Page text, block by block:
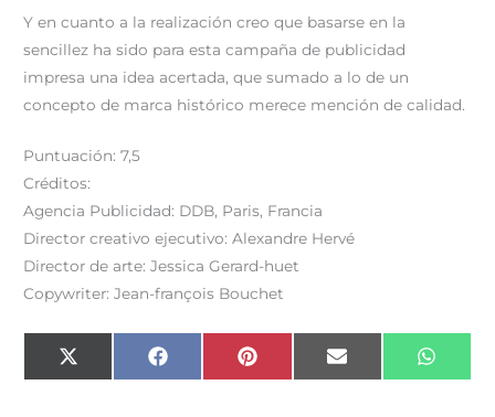
Y en cuanto a la realización creo que basarse en la
sencillez ha sido para esta campaña de publicidad
impresa una idea acertada, que sumado a lo de un
concepto de marca histórico merece mención de calidad.
Puntuación: 7,5
Créditos:
Agencia Publicidad: DDB, Paris, Francia
Director creativo ejecutivo: Alexandre Hervé
Director de arte: Jessica Gerard-huet
Copywriter: Jean-françois Bouchet
Compartir
en
X
(
Compartir
en
F
a
Compartir
en
P
i
Compartir
en
E
m
en
W
h